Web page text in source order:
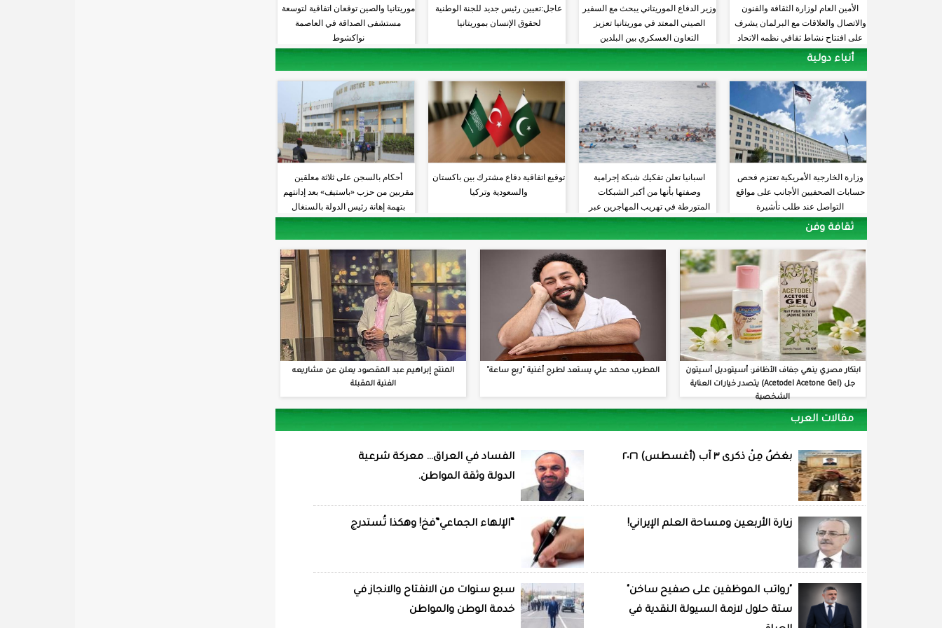
الأمين العام لوزارة الثقافة والفنون
والاتصال والعلاقات مع البرلمان يشرف
على افتتاح نشاط ثقافي نظمه الاتحاد
الموريتاني للأدب الشعبي
وزير الدفاع الموريتاني يبحث مع السفير
الصيني المعتد في موريتانيا تعزيز
التعاون العسكري بين البلدين
عاجل:تعيين رئيس جديد للجنة الوطنية
لحقوق الإنسان بموريتانيا
موريتانيا والصين توقعان اتفاقية لتوسعة
مستشفى الصداقة في العاصمة
نواكشوط
أنباء دولية
وزارة الخارجية الأمريكية تعتزم فحص
حسابات الصحفيين الأجانب على مواقع
التواصل عند طلب تأشيرة
اسبانيا تعلن تفكيك شبكة إجرامية
وصفتها بأنها من أكبر الشبكات
المتورطة في تهريب المهاجرين عبر
البحر المتوسط
توقيع اتفاقية دفاع مشترك بين باكستان
والسعودية وتركيا
أحكام بالسجن على ثلاثة معلقين
مقربين من حزب «باستيف» بعد إدانتهم
بتهمة إهانة رئيس الدولة بالسنغال
ثقافة وفن
ابتكار مصري ينهي جفاف الأظافر: أسيتوديل أسيتون
جل (Acetodel Acetone Gel) يتصدر خيارات العناية
الشخصية
المطرب محمد علي يستعد لطرح أغنية "ربع ساعة"
المنتج إبراهيم عبد المقصود يعلن عن مشاريعه
الفنية المقبلة
مقالات العرب
بغضُ مِنْ ذكرى ٣ آب (أغسطس) ٢٠٢٦
الفساد في العراق… معركة شرعية
الدولة وثقة المواطن.
زيارة الأربعين ومساحة العلم الإيراني! “الإلهاء الجماعي”فخ! وهكذا تُستدرج
"رواتب الموظفين على صفيح ساخن"
ستة حلول لازمة السيولة النقدية في
سبع سنوات من الانفتاح والانجاز في
خدمة الوطن والمواطن